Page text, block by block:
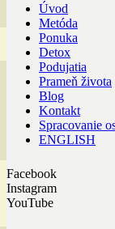
Úvod
Metóda
Ponuka
Detox
Podujatia
Prameň života
Blog
Kontakt
Spracovanie
ENGLISH
Facebook
Instagram
YouTube